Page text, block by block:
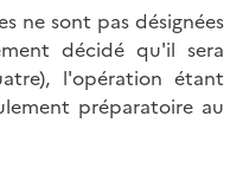
ne sont pas désignées
décidé qu'il sera
l'opération étant
préparatoire au